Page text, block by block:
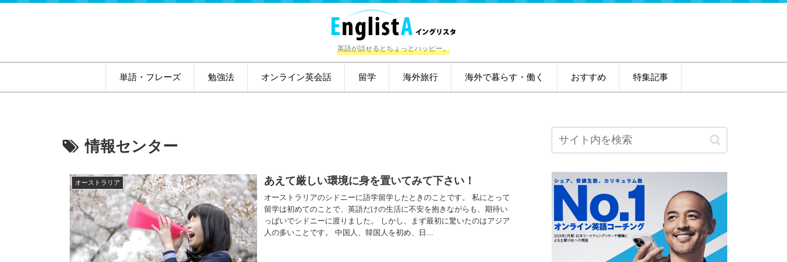
英語が話せるとちょっとハッピー。
単語・フレーズ 勉強法 オンライン英会話 留学 海外旅行 海外で暮らす・働く おすすめ 特集記事
情報センター
オーストラリア あえて厳しい環境に身を置いてみて下さい！
オーストラリアのシドニーに語学留学したときのことです。 私にとって
留学は初めてのことで、英語だけの生活に不安を抱きながらも、期待い
っぱいでシドニーに渡りました。 しかし、まず最初に驚いたのはアジア
人の多いことです。 中国人、韓国人を初め、日...